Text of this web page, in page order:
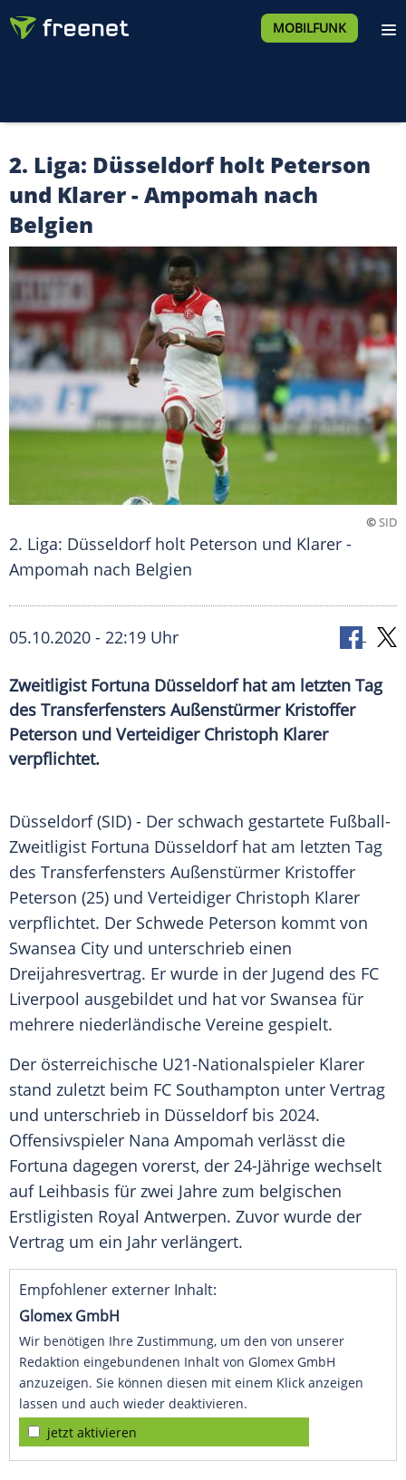
MOBILFUNK
2. Liga: Düsseldorf holt Peterson
und Klarer - Ampomah nach
Belgien
©SID
2. Liga: Düsseldorf holt Peterson und Klarer -
Ampomah nach Belgien
05.10.2020 - 22:19 Uhr
Zweitligist Fortuna Düsseldorf hat am letzten Tag
des Transferfensters Außenstürmer Kristoffer
Peterson und Verteidiger Christoph Klarer
verpflichtet.
Düsseldorf(SID) - Der schwach gestartete Fußball-
Zweitligist Fortuna Düsseldorfhat am letzten Tag
des Transferfensters Außenstürmer Kristoffer
Peterson (25) und Verteidiger Christoph Klarer
verpflichtet. Der Schwede Peterson kommt von
Swansea City und unterschrieb einen
Dreijahresvertrag. Er wurde in der Jugend des FC
Liverpool ausgebildet und hat vor Swansea für
mehrere niederländische Vereine gespielt.
Der österreichische U21-Nationalspieler Klarer
stand zuletzt beim FC Southampton unter Vertrag
und unterschrieb in Düsseldorfbis 2024.
Offensivspieler Nana Ampomah verlässt die
Fortuna dagegen vorerst, der 24-Jährige wechselt
auf Leihbasis für zwei Jahre zum belgischen
Erstligisten Royal Antwerpen. Zuvor wurde der
Vertrag um ein Jahr verlängert.
Empfohlener externer Inhalt:
Glomex GmbH
Wir benötigen Ihre Zustimmung, um den von unserer
Redaktion eingebundenen Inhalt von Glomex GmbH
anzuzeigen. Sie können diesen mit einem Klick anzeigen
lassen und auch wieder deaktivieren.
jetzt aktivieren